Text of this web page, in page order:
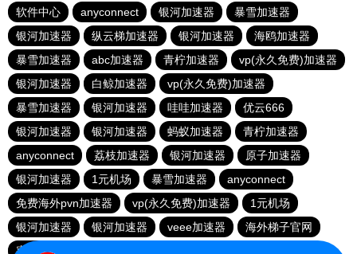
软件中心
anyconnect 银河加速器
暴雪加速器
银河加速器
纵云梯加速器 银河加速器
海鸥加速器
暴雪加速器
abc加速器 青柠加速器
vp(永久免费)加速器
银河加速器
白鲸加速器
vp(永久免费)加速器
暴雪加速器
银河加速器 哇哇加速器
优云666
银河加速器
银河加速器 蚂蚁加速器
青柠加速器
anyconnect
荔枝加速器 银河加速器
原子加速器
银河加速器
1元机场 暴雪加速器
anyconnect
免费海外pvn加速器
vp(永久免费)加速器
1元机场
银河加速器
银河加速器 veee加速器
海外梯子官网
蜜蜂加速器